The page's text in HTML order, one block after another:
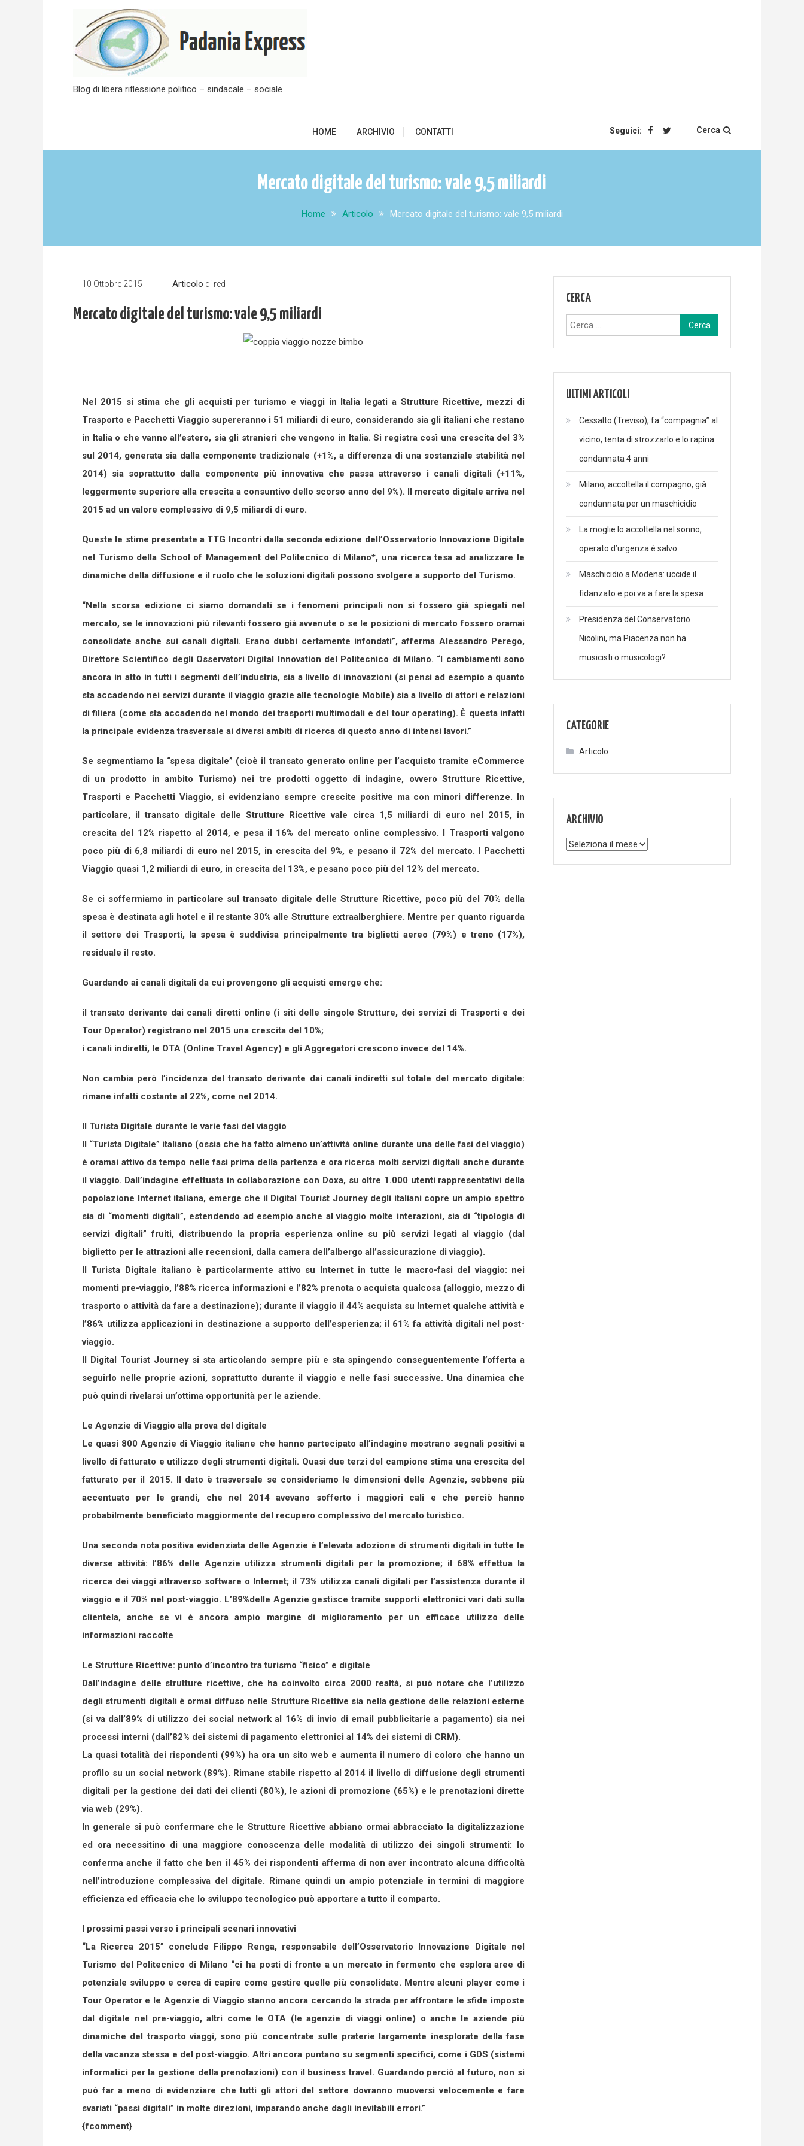
Blog di libera riflessione politico – sindacale – sociale
HOME ARCHIVIO CONTATTI Seguici: Cerca
Mercato digitale del turismo: vale 9,5 miliardi
Home Articolo Mercato digitale del turismo: vale 9,5 miliardi
10 Ottobre 2015 Articolo di red
Mercato digitale del turismo: vale 9,5 miliardi
Nel 2015 si stima che gli acquisti per turismo e viaggi in Italia legati a Strutture Ricettive, mezzi di
Trasporto e Pacchetti Viaggio supereranno i 51 miliardi di euro, considerando sia gli italiani che restano
in Italia o che vanno all’estero, sia gli stranieri che vengono in Italia. Si registra così una crescita del 3%
sul 2014, generata sia dalla componente tradizionale (+1%, a differenza di una sostanziale stabilità nel
2014) sia soprattutto dalla componente più innovativa che passa attraverso i canali digitali (+11%,
leggermente superiore alla crescita a consuntivo dello scorso anno del 9%). Il mercato digitale arriva nel
2015 ad un valore complessivo di 9,5 miliardi di euro.
Queste le stime presentate a TTG Incontri dalla seconda edizione dell’Osservatorio Innovazione Digitale
nel Turismo della School of Management del Politecnico di Milano*, una ricerca tesa ad analizzare le
dinamiche della diffusione e il ruolo che le soluzioni digitali possono svolgere a supporto del Turismo.
“Nella scorsa edizione ci siamo domandati se i fenomeni principali non si fossero già spiegati nel
mercato, se le innovazioni più rilevanti fossero già avvenute o se le posizioni di mercato fossero oramai
consolidate anche sui canali digitali. Erano dubbi certamente infondati”, afferma Alessandro Perego,
Direttore Scientifico degli Osservatori Digital Innovation del Politecnico di Milano. “I cambiamenti sono
ancora in atto in tutti i segmenti dell’industria, sia a livello di innovazioni (si pensi ad esempio a quanto
sta accadendo nei servizi durante il viaggio grazie alle tecnologie Mobile) sia a livello di attori e relazioni
di filiera (come sta accadendo nel mondo dei trasporti multimodali e del tour operating). È questa infatti
la principale evidenza trasversale ai diversi ambiti di ricerca di questo anno di intensi lavori.”
Se segmentiamo la “spesa digitale” (cioè il transato generato online per l’acquisto tramite eCommerce
di un prodotto in ambito Turismo) nei tre prodotti oggetto di indagine, ovvero Strutture Ricettive,
Trasporti e Pacchetti Viaggio, si evidenziano sempre crescite positive ma con minori differenze. In
particolare, il transato digitale delle Strutture Ricettive vale circa 1,5 miliardi di euro nel 2015, in
crescita del 12% rispetto al 2014, e pesa il 16% del mercato online complessivo. I Trasporti valgono
poco più di 6,8 miliardi di euro nel 2015, in crescita del 9%, e pesano il 72% del mercato. I Pacchetti
Viaggio quasi 1,2 miliardi di euro, in crescita del 13%, e pesano poco più del 12% del mercato.
Se ci soffermiamo in particolare sul transato digitale delle Strutture Ricettive, poco più del 70% della
spesa è destinata agli hotel e il restante 30% alle Strutture extraalberghiere. Mentre per quanto riguarda
il settore dei Trasporti, la spesa è suddivisa principalmente tra biglietti aereo (79%) e treno (17%),
residuale il resto.
Guardando ai canali digitali da cui provengono gli acquisti emerge che:
il transato derivante dai canali diretti online (i siti delle singole Strutture, dei servizi di Trasporti e dei
Tour Operator) registrano nel 2015 una crescita del 10%;
i canali indiretti, le OTA (Online Travel Agency) e gli Aggregatori crescono invece del 14%.
Non cambia però l’incidenza del transato derivante dai canali indiretti sul totale del mercato digitale:
rimane infatti costante al 22%, come nel 2014.
Il Turista Digitale durante le varie fasi del viaggio
Il “Turista Digitale” italiano (ossia che ha fatto almeno un’attività online durante una delle fasi del viaggio)
è oramai attivo da tempo nelle fasi prima della partenza e ora ricerca molti servizi digitali anche durante
il viaggio. Dall’indagine effettuata in collaborazione con Doxa, su oltre 1.000 utenti rappresentativi della
popolazione Internet italiana, emerge che il Digital Tourist Journey degli italiani copre un ampio spettro
sia di “momenti digitali”, estendendo ad esempio anche al viaggio molte interazioni, sia di “tipologia di
servizi digitali” fruiti, distribuendo la propria esperienza online su più servizi legati al viaggio (dal
biglietto per le attrazioni alle recensioni, dalla camera dell’albergo all’assicurazione di viaggio).
Il Turista Digitale italiano è particolarmente attivo su Internet in tutte le macro-fasi del viaggio: nei
momenti pre-viaggio, l’88% ricerca informazioni e l’82% prenota o acquista qualcosa (alloggio, mezzo di
trasporto o attività da fare a destinazione); durante il viaggio il 44% acquista su Internet qualche attività e
l’86% utilizza applicazioni in destinazione a supporto dell’esperienza; il 61% fa attività digitali nel post-
viaggio.
Il Digital Tourist Journey si sta articolando sempre più e sta spingendo conseguentemente l’offerta a
seguirlo nelle proprie azioni, soprattutto durante il viaggio e nelle fasi successive. Una dinamica che
può quindi rivelarsi un’ottima opportunità per le aziende.
Le Agenzie di Viaggio alla prova del digitale
Le quasi 800 Agenzie di Viaggio italiane che hanno partecipato all’indagine mostrano segnali positivi a
livello di fatturato e utilizzo degli strumenti digitali. Quasi due terzi del campione stima una crescita del
fatturato per il 2015. Il dato è trasversale se consideriamo le dimensioni delle Agenzie, sebbene più
accentuato per le grandi, che nel 2014 avevano sofferto i maggiori cali e che perciò hanno
probabilmente beneficiato maggiormente del recupero complessivo del mercato turistico.
Una seconda nota positiva evidenziata delle Agenzie è l’elevata adozione di strumenti digitali in tutte le
diverse attività: l’86% delle Agenzie utilizza strumenti digitali per la promozione; il 68% effettua la
ricerca dei viaggi attraverso software o Internet; il 73% utilizza canali digitali per l’assistenza durante il
viaggio e il 70% nel post-viaggio. L’89%delle Agenzie gestisce tramite supporti elettronici vari dati sulla
clientela, anche se vi è ancora ampio margine di miglioramento per un efficace utilizzo delle
informazioni raccolte
Le Strutture Ricettive: punto d’incontro tra turismo “fisico” e digitale
Dall’indagine delle strutture ricettive, che ha coinvolto circa 2000 realtà, si può notare che l’utilizzo
degli strumenti digitali è ormai diffuso nelle Strutture Ricettive sia nella gestione delle relazioni esterne
(si va dall’89% di utilizzo dei social network al 16% di invio di email pubblicitarie a pagamento) sia nei
processi interni (dall’82% dei sistemi di pagamento elettronici al 14% dei sistemi di CRM).
La quasi totalità dei rispondenti (99%) ha ora un sito web e aumenta il numero di coloro che hanno un
profilo su un social network (89%). Rimane stabile rispetto al 2014 il livello di diffusione degli strumenti
digitali per la gestione dei dati dei clienti (80%), le azioni di promozione (65%) e le prenotazioni dirette
via web (29%).
In generale si può confermare che le Strutture Ricettive abbiano ormai abbracciato la digitalizzazione
ed ora necessitino di una maggiore conoscenza delle modalità di utilizzo dei singoli strumenti: lo
conferma anche il fatto che ben il 45% dei rispondenti afferma di non aver incontrato alcuna difficoltà
nell’introduzione complessiva del digitale. Rimane quindi un ampio potenziale in termini di maggiore
efficienza ed efficacia che lo sviluppo tecnologico può apportare a tutto il comparto.
I prossimi passi verso i principali scenari innovativi
“La Ricerca 2015” conclude Filippo Renga, responsabile dell’Osservatorio Innovazione Digitale nel
Turismo del Politecnico di Milano “ci ha posti di fronte a un mercato in fermento che esplora aree di
potenziale sviluppo e cerca di capire come gestire quelle più consolidate. Mentre alcuni player come i
Tour Operator e le Agenzie di Viaggio stanno ancora cercando la strada per affrontare le sfide imposte
dal digitale nel pre-viaggio, altri come le OTA (le agenzie di viaggi online) o anche le aziende più
dinamiche del trasporto viaggi, sono più concentrate sulle praterie largamente inesplorate della fase
della vacanza stessa e del post-viaggio. Altri ancora puntano su segmenti specifici, come i GDS (sistemi
informatici per la gestione della prenotazioni) con il business travel. Guardando perciò al futuro, non si
può far a meno di evidenziare che tutti gli attori del settore dovranno muoversi velocemente e fare
svariati “passi digitali” in molte direzioni, imparando anche dagli inevitabili errori.”
{fcomment}
CERCA
Ricerca
per:
ULTIMI ARTICOLI
Cessalto (Treviso), fa “compagnia” al
vicino, tenta di strozzarlo e lo rapina
condannata 4 anni
Milano, accoltella il compagno, già
condannata per un maschicidio
La moglie lo accoltella nel sonno,
operato d’urgenza è salvo
Maschicidio a Modena: uccide il
fidanzato e poi va a fare la spesa
Presidenza del Conservatorio
Nicolini, ma Piacenza non ha
musicisti o musicologi?
CATEGORIE
Articolo
ARCHIVIO
Archivio